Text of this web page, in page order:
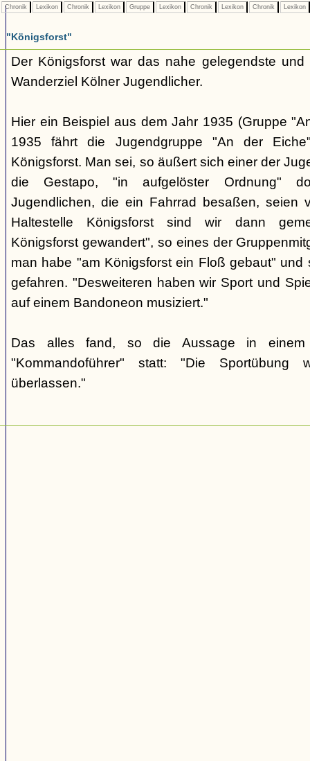
Chronik Lexikon Chronik Lexikon Gruppe Lexikon Chronik Lexikon Chronik Lexikon
"Königsforst"
Der Königsforst war das nahe gelegendste
Wanderziel Kölner Jugendlicher.
Hier ein Beispiel aus dem Jahr 1935 (Gruppe
1935 fährt die Jugendgruppe "An der
Königsforst. Man sei, so äußert sich einer der
die Gestapo, "in aufgelöster Ordnung"
Jugendlichen, die ein Fahrrad besaßen, seien
Haltestelle Königsforst sind wir dann
Königsforst gewandert", so eines der
man habe "am Königsforst ein Floß gebaut" und
gefahren. "Desweiteren haben wir Sport und
auf einem Bandoneon musiziert."
Das alles fand, so die Aussage in einem
"Kommandoführer" statt: "Die Sportübung
überlassen."